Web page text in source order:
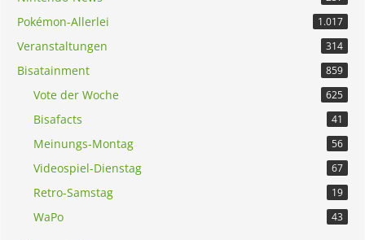
Pokémon-Allerlei 1.017
Veranstaltungen 314
Bisatainment 859
Vote der Woche 625
Bisafacts 41
Meinungs-Montag 56
Videospiel-Dienstag 67
Retro-Samstag 19
WaPo 43